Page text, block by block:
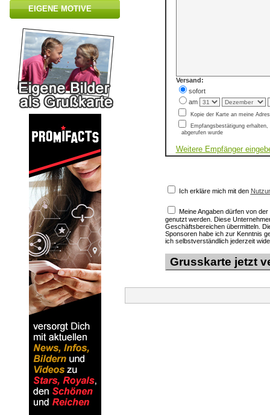
EIGENE MOTIVE
Versand:
sofort
am
Kopie der Karte an meine
Empfangsbestätigung erhalten,
abgerufen wurde
Weitere Empfänger
Ich erkläre mich mit den
Meine Angaben dürfen von
genutzt werden. Diese
Geschäftsbereichen übermitteln.
Sponsoren habe ich zur Kenntnis
ich selbstverständlich jederzeit